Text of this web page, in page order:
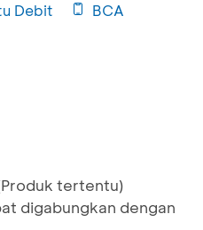
Debit
BCA
tertentu)
digabungkan dengan